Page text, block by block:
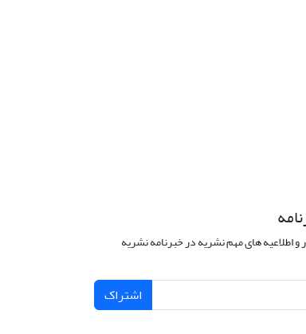
و اطلاعیه های مهم نشریه در خبرنامه نشریه
اشتراک